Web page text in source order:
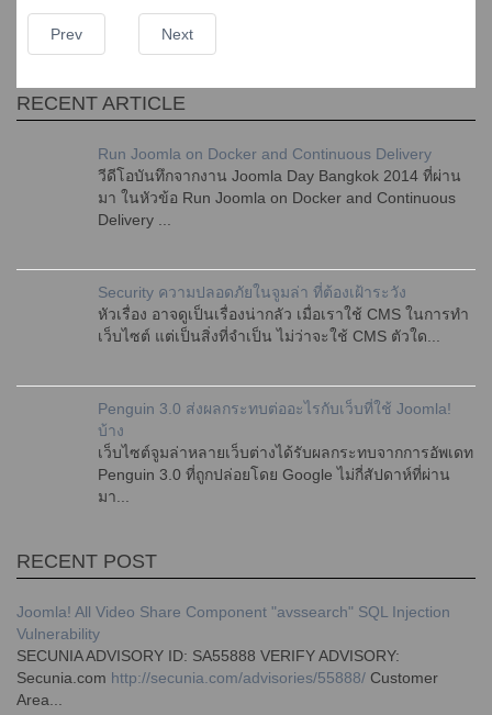
Prev Next
RECENT ARTICLE
Run Joomla on Docker and Continuous Delivery
วีดีโอบันทึกจากงาน Joomla Day Bangkok 2014 ที่ผ่าน
มา ในหัวข้อ Run Joomla on Docker and Continuous
Delivery ...
Security ความปลอดภัยในจูมล่า ที่ต้องเฝ้าระวัง
หัวเรื่อง อาจดูเป็นเรื่องน่ากลัว เมื่อเราใช้ CMS ในการทำ
เว็บไซต์ แต่เป็นสิ่งที่จำเป็น ไม่ว่าจะใช้ CMS ตัวใด...
Penguin 3.0 ส่งผลกระทบต่ออะไรกับเว็บที่ใช้ Joomla!
บ้าง
เว็บไซต์จูมล่าหลายเว็บต่างได้รับผลกระทบจากการอัพเดท
Penguin 3.0 ที่ถูกปล่อยโดย Google ไม่กี่สัปดาห์ที่ผ่าน
มา...
RECENT POST
Joomla! All Video Share Component "avssearch" SQL Injection
Vulnerability
SECUNIA ADVISORY ID: SA55888 VERIFY ADVISORY:
Secunia.com http://secunia.com/advisories/55888/ Customer
Area...